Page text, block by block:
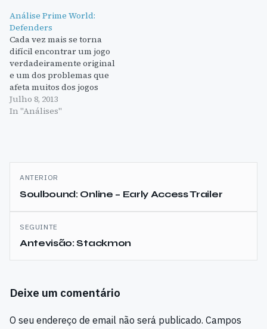
Análise Prime World:
Defenders
Cada vez mais se torna
difícil encontrar um jogo
verdadeiramente original
e um dos problemas que
afeta muitos dos jogos
lançados atualmente, é o
facto de não fazerem
como os FPSs, mas
também naqueles
Julho 8, 2013
In "Análises"
Navegação
de
artigos
ANTERIOR
Soulbound: Online – Early Access Trailer
SEGUINTE
Antevisão: Stackmon
Deixe um comentário
O seu endereço de email não será publicado. Campos